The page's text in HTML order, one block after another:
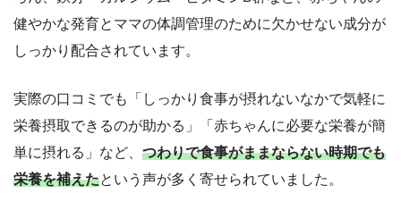
健やかな発育とママの体調管理のために欠かせない成分が
しっかり配合されています。
実際の口コミでも「しっかり食事が摂れないなかで気軽に
栄養摂取できるのが助かる」「赤ちゃんに必要な栄養が簡
単に摂れる」など、 つわりで食事がままならない時期でも
栄養を補えたという声が多く寄せられていました。